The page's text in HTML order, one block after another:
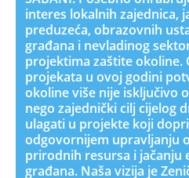
interes lokalnih zajednica,
preduzeća, obrazovnih
građana i nevladinog
projektima zaštite okoline.
projekata u ovoj godini
okoline više nije isključivo
nego zajednički cilj cijelog
ulagati u projekte koji
odgovornijem upravljanju
prirodnih resursa i jačanju
građana. Naša vizija je